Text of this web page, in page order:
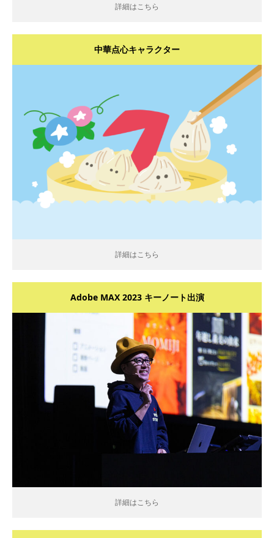
詳細はこちら
中華点心キャラクター
詳細はこちら
詳細はこちら
Adobe MAX 2023 キーノート出演
詳細はこちら
詳細はこちら